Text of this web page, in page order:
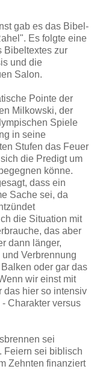
gab es das Bibel-
Es folgte eine
Bibeltextes zur
und die
Salon.
Pointe der
Milkowski, der
Spiele
in seine
Stufen das Feuer
die Predigt um
könne.
dass ein
Sache sei, da
die Situation mit
das aber
dann länger,
Verbrennung
oder gar das
wir einst mit
das hier so intensiv
Charakter versus
sei
Feiern sei biblisch
Zehnten finanziert